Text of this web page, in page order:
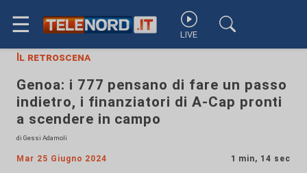
☰ LIVE
Il retroscena
Genoa: i 777 pensano di fare un passo
indietro, i finanziatori di A-Cap pronti
a scendere in campo
di Gessi Adamoli
Mar 25 Giugno 2024 1 min, 14 sec